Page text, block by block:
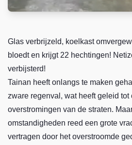
Glas verbrijzeld, koelkast
bloedt en krijgt 22 hechtingen!
verbijsterd!
Tainan heeft onlangs te maken
zware regenval, wat heeft geleid tot
overstromingen van de straten.
omstandigheden reed een grote
vertragen door het overstroomde